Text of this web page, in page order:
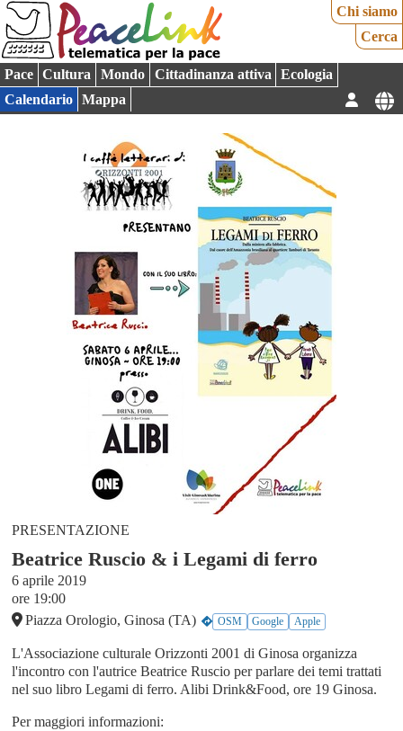
Chi siamo
Cerca
Pace Cultura Mondo Cittadinanza attiva
Ecologia
Calendario
Mappa
PRESENTAZIONE
Beatrice Ruscio & i Legami di ferro
6 aprile 2019
ore 19:00
Piazza Orologio, Ginosa (TA)
OSM Google Apple
L'Associazione culturale Orizzonti 2001 di Ginosa organizza
l'incontro con l'autrice Beatrice Ruscio per parlare dei temi trattati
nel suo libro Legami di ferro. Alibi Drink&Food, ore 19 Ginosa.
Per maggiori informazioni: